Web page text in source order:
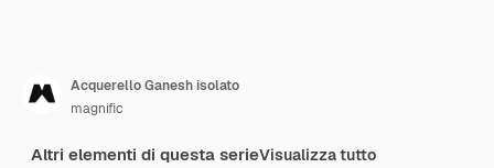
Acquerello Ganesh isolato
magnific
Altri elementi di questa serieVisualizza tutto